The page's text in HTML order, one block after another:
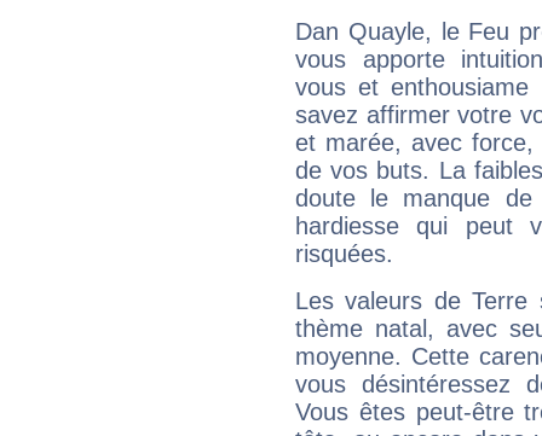
Dan Quayle, le Feu
vous apporte
vous et
savez affirmer votre
et marée, avec
de vos buts. La
doute le manque
hardiesse qui peut
risquées.
Les valeurs de Terre
thème natal, avec
moyenne. Cette
vous désintéressez
Vous êtes peut-être